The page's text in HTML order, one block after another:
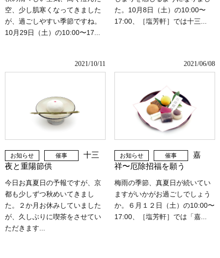
空、少し肌寒くなってきました
が、過ごしやすい季節ですね。
10月29日（土）の10:00〜17...
た。10月8日（土）の10:00〜
17:00、［塩芳軒］では十三...
2021/10/11
お知らせ 催事
十三
夜と重陽節供
今日お真夏日の予報ですが、京
都も少しずつ秋めいてきまし
た。２か月お休みしていました
が、久しぶりに喫茶をさせてい
ただきます...
2021/06/08
お知らせ 催事
嘉
祥〜厄除招福を願う
梅雨の季節、真夏日が続いてい
ますがいかがお過ごしでしょう
か。６月１２日（土）の10:00〜
17:00、［塩芳軒］では「嘉...